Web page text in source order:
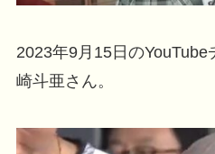
2023年9月15日の
崎斗亜さん。